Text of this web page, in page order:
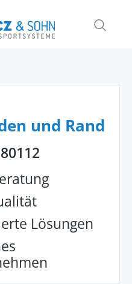
und Rand
Lösungen